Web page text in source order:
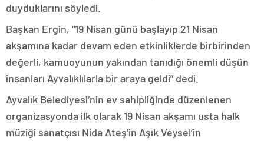
duyduklarını söyledi.
Başkan Ergin, “19 Nisan günü başlayıp 21 Nisan
akşamına kadar devam eden etkinliklerde birbirinden
değerli, kamuoyunun yakından tanıdığı önemli düşün
insanları Ayvalıklılarla bir araya geldi” dedi.
Ayvalık Belediyesi’nin ev sahipliğinde düzenlenen
organizasyonda ilk olarak 19 Nisan akşamı usta halk
müziği sanatçısı Nida Ateş’in Aşık Veysel’in